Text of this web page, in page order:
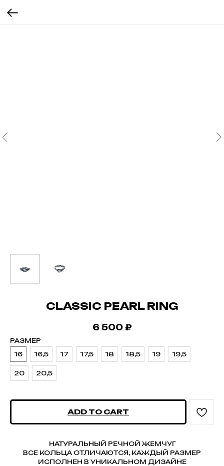
CLASSIC PEARL RING
6 500 ₽
РАЗМЕР
16
16,5 17 17,5 18 18,5 19 19,5
20 20,5
ADD TO CART
НАТУРАЛЬНЫЙ РЕЧНОЙ ЖЕМЧУГ
ВСЕ КОЛЬЦА ОТЛИЧАЮТСЯ, КАЖДЫЙ РАЗМЕР
ИСПОЛНЕН В УНИКАЛЬНОМ ДИЗАЙНЕ